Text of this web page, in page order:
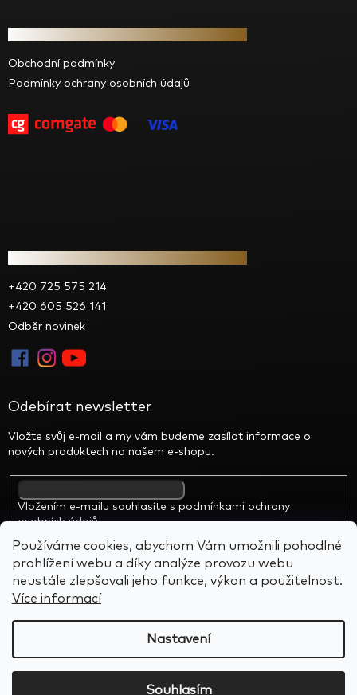
Používáme cookies, abychom Vám umožnili pohodlné
prohlížení webu a díky analýze provozu webu
neustále zlepšovali jeho funkce, výkon a použitelnost.
Více informací
Nastavení
Souhlasím
p
Obchodní podmínky
Podmínky ochrany osobních údajů
+420 725 575 214
+420 605 526 141
Odběr novinek
Odebírat newsletter
Vložte svůj e-mail a my vám budeme zasílat informace o
nových produktech na našem e-shopu.
Vložením e-mailu souhlasíte s podmínkami ochrany
osobních údajů
Vytvořil Shoptet &
Upravit nastavení cookies